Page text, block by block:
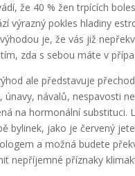
že 40 % žen trpících
výrazný pokles hladiny
je, že vás již
zda s sebou máte v
ale představuje
únavy, návalů, nespavosti
na hormonální substituci.
bylinek, jako je červený
a možná budete
nepříjemné příznaky